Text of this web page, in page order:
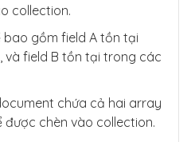
collection.
gồm field A tồn tại
field B tồn tại trong các
chứa cả hai array
được chèn vào collection.